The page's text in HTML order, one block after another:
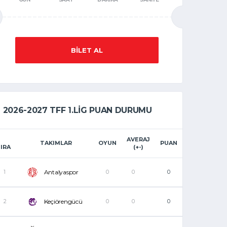
BILET AL
2026-2027 TFF 1.LIG PUAN DURUMU
TAKIMLAR OYUN
AVERAJ
(+-)
PUAN
1 Antalyaspor 0 0 0
2 Keçiörengücü 0 0 0